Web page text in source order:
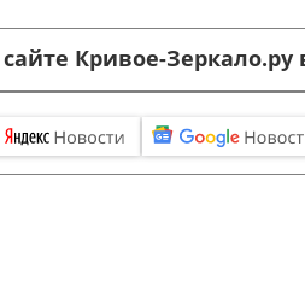
Кривое-Зеркало.ру